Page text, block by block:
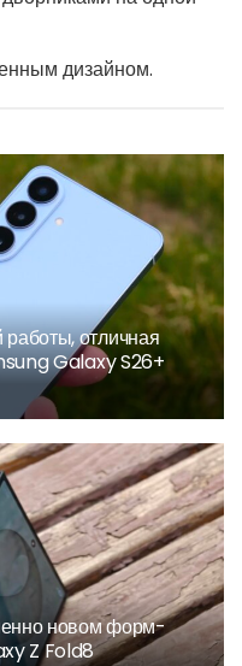
дизайном.
отличная
Galaxy S26+
новом форм-
Z Fold8